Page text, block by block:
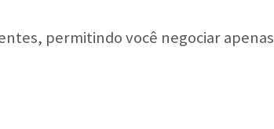
permitindo você negociar apenas